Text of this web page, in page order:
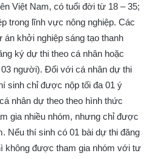
Việt Nam, có tuổi đời từ 18 – 35;
trong lĩnh vực nông nghiệp. Các
khởi nghiệp sáng tạo thanh
ký dự thi theo cá nhân hoặc
người). Đối với cá nhân dự thi
sinh chỉ được nộp tối đa 01 ý
nhân dự theo theo hình thức
gia nhiều nhóm, nhưng chỉ được
Nếu thí sinh có 01 bài dự thi đăng
không được tham gia nhóm với tư